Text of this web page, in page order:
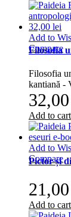
Add to
Compare
Filosofia
Filosofia
kantiană -
Add to cart
Add to
Compare
Pictor și
Add to cart